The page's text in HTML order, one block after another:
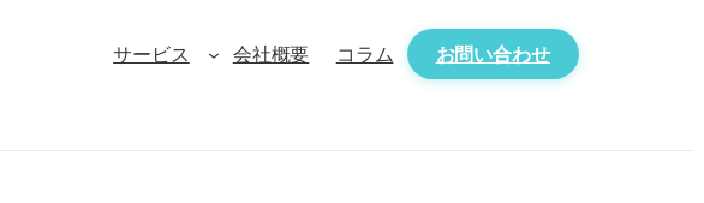
サービス 会社概要 コラム お問い合わせ